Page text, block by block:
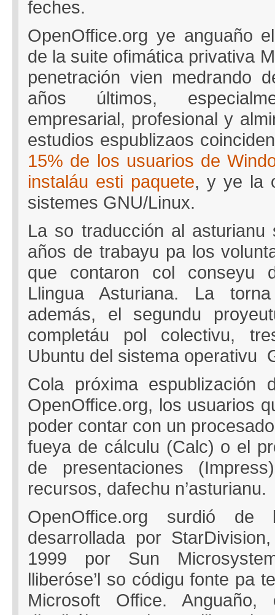
feches.
OpenOffice.org ye anguaño
de la suite ofimática privativa
penetración vien medrando
años últimos,
empresarial, profesional y
estudios espublizaos
15% de los usuarios de
instaláu esti paquete, y ye la
sistemes GNU/Linux.
La so traducción al
años de trabayu pa los
que contaron col conseyu
Llingua Asturiana. La
además, el segundu
completáu pol colectivu,
Ubuntu del sistema operativu
Cola próxima
OpenOffice.org, los usuarios
poder contar con un
fueya de cálculu (Calc) o el
de presentaciones
recursos, dafechu n’asturianu.
OpenOffice.org surdió de
desarrollada por
1999 por Sun
lliberóse’l so códigu fonte pa
Microsoft Office.